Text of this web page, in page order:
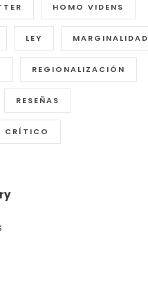
HOMO VIDENS
LEY MARGINALIDAD
REGIONALIZACIÓN
RESEÑAS
CRÍTICO